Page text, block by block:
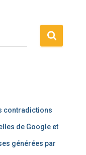
contradictions
de Google et
générées par